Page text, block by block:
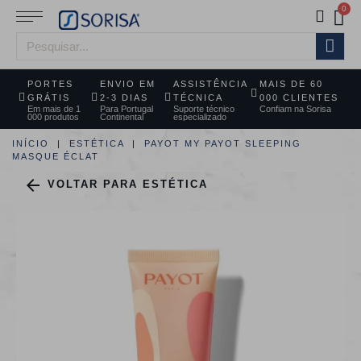
PORTES
GRÁTIS
Em mais de 1
000 produtos
ENVIO EM
2-3 DIAS
Para Portugal
Continental
ASSISTÊNCIA
TÉCNICA
Suporte técnico
especializado
MAIS DE 60
000 CLIENTES
Confiam na Sorisa
INÍCIO ESTÉTICA
PAYOT MY PAYOT SLEEPING
MASQUE ÉCLAT
 VOLTAR PARA ESTÉTICA